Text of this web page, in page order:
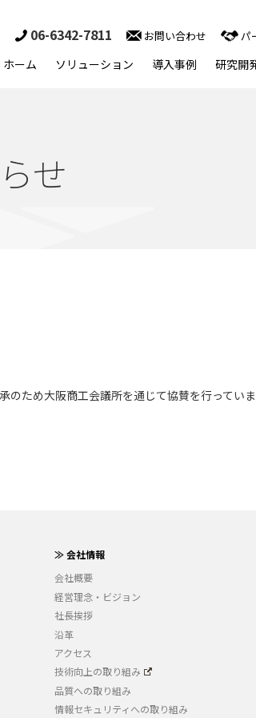
ホーム ソリューション 導入事例 研究開
06-6342-7811 お問い合わせ パ
せ
のため大阪商工会議所を通じて協賛を行っていま
≫ 会社情報
会社概要
経営理念・ビジョン
社長挨拶
沿革
アクセス
技術向上の取り組み
品質への取り組み
情報セキュリティへの取り組み